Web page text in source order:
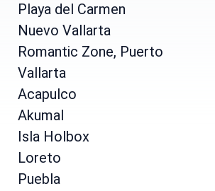
Playa del Carmen
Nuevo Vallarta
Romantic Zone, Puerto
Vallarta
Acapulco
Akumal
Isla Holbox
Loreto
Puebla